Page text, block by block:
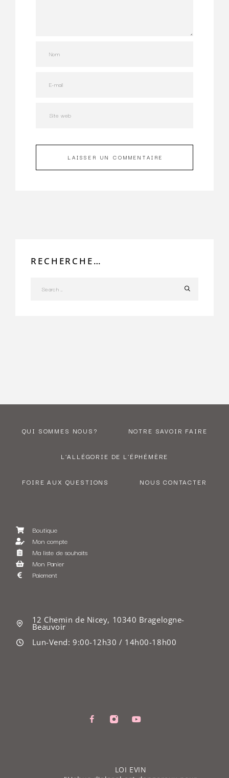
LAISSER UN COMMENTAIRE
RECHERCHE…
QUI SOMMES NOUS? NOTRE SAVOIR FAIRE
L’ALLÉGORIE DE L’ÉPHÉMÈRE
FOIRE AUX QUESTIONS NOUS CONTACTER
Boutique
Mon compte
Ma liste de souhaits
Mon Panier
Paiement
12 Chemin de Nicey, 10340 Bragelogne-
Beauvoir
Lun-Vend: 9:00-12h30 / 14h00-18h00
LOI EVIN